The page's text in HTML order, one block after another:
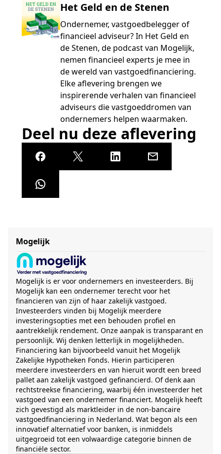
Het Geld en de Stenen
Ondernemer, vastgoedbelegger of
financieel adviseur? In Het Geld en
de Stenen, de podcast van Mogelijk,
nemen financieel experts je mee in
de wereld van vastgoedfinanciering.
Elke aflevering brengen we
inspirerende verhalen van financieel
adviseurs die vastgoeddromen van
ondernemers helpen waarmaken.
Deel nu deze aflevering
Mogelijk
Mogelijk is er voor ondernemers en investeerders. Bij
Mogelijk kan een ondernemer terecht voor het
financieren van zijn of haar zakelijk vastgoed.
Investeerders vinden bij Mogelijk meerdere
investeringsopties met een behouden profiel en
aantrekkelijk rendement. Onze aanpak is transparant en
persoonlijk. Wij denken letterlijk in mogelijkheden.
Financiering kan bijvoorbeeld vanuit het Mogelijk
Zakelijke Hypotheken Fonds. Hierin participeren
meerdere investeerders en van hieruit wordt een breed
pallet aan zakelijk vastgoed gefinancierd. Of denk aan
rechtstreekse financiering, waarbij één investeerder het
vastgoed van een ondernemer financiert. Mogelijk heeft
zich gevestigd als marktleider in de non-bancaire
vastgoedfinanciering in Nederland. Wat begon als een
innovatief alternatief voor banken, is inmiddels
uitgegroeid tot een volwaardige categorie binnen de
financiële sector.